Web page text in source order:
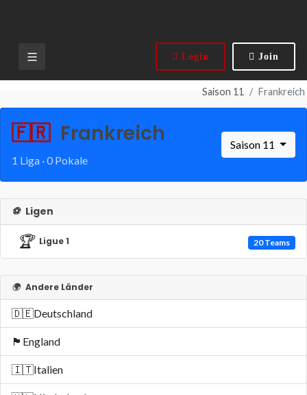
Login Join
Saison 11 Frankreich
🇫🇷 Frankreich
1 Liga · 0 Pokale
Saison 11
⚽ Ligen
🏆 Ligue 1 20 Teams
🌍 Andere Länder
🇩🇪Deutschland
🏴󠁧󠁢󠁥󠁮󠁧󠁿 England
🇮🇹Italien